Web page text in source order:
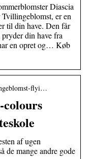
Diascia
er en
til din have. Den får
din have fra
en opret og… Køb
flyi…
af ugen
de mange andre gode